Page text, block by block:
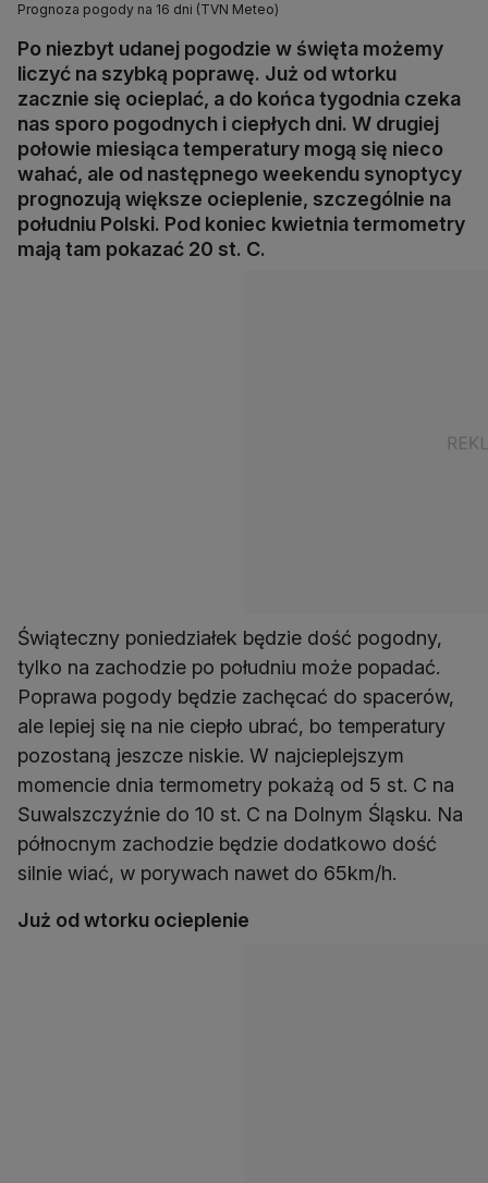
Prognoza pogody na 16 dni (TVN Meteo)
Po niezbyt udanej pogodzie w święta możemy
liczyć na szybką poprawę. Już od wtorku
zacznie się ocieplać, a do końca tygodnia czeka
nas sporo pogodnych i ciepłych dni. W drugiej
połowie miesiąca temperatury mogą się nieco
wahać, ale od następnego weekendu synoptycy
prognozują większe ocieplenie, szczególnie na
południu Polski. Pod koniec kwietnia termometry
mają tam pokazać 20 st. C.
Świąteczny poniedziałek będzie dość pogodny,
tylko na zachodzie po południu może popadać.
Poprawa pogody będzie zachęcać do spacerów,
ale lepiej się na nie ciepło ubrać, bo temperatury
pozostaną jeszcze niskie. W najcieplejszym
momencie dnia termometry pokażą od 5 st. C na
Suwalszczyźnie do 10 st. C na Dolnym Śląsku. Na
północnym zachodzie będzie dodatkowo dość
silnie wiać, w porywach nawet do 65km/h.
Już od wtorku ocieplenie